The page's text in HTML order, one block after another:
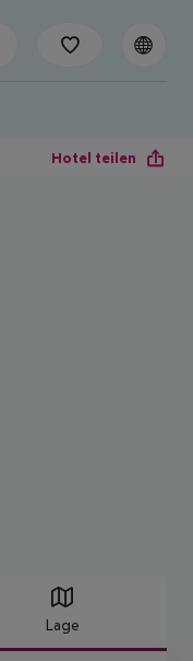
Hotel teilen
Lage